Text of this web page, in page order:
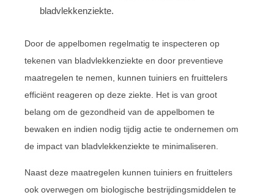
bladvlekkenziekte.
Door de appelbomen regelmatig te inspecteren op
tekenen van bladvlekkenziekte en door preventieve
maatregelen te nemen, kunnen tuiniers en fruittelers
efficiënt reageren op deze ziekte. Het is van groot
belang om de gezondheid van de appelbomen te
bewaken en indien nodig tijdig actie te ondernemen om
de impact van bladvlekkenziekte te minimaliseren.
Naast deze maatregelen kunnen tuiniers en fruittelers
ook overwegen om biologische bestrijdingsmiddelen te